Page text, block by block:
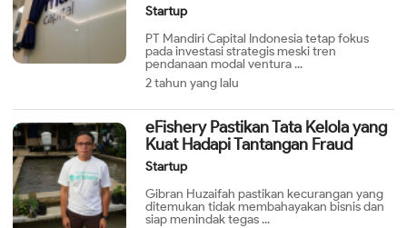
Startup
PT Mandiri Capital Indonesia tetap fokus
pada investasi strategis meski tren
pendanaan modal ventura ...
2 tahun yang lalu
eFishery Pastikan Tata Kelola yang
Kuat Hadapi Tantangan Fraud
Startup
Gibran Huzaifah pastikan kecurangan yang
ditemukan tidak membahayakan bisnis dan
siap menindak tegas ...